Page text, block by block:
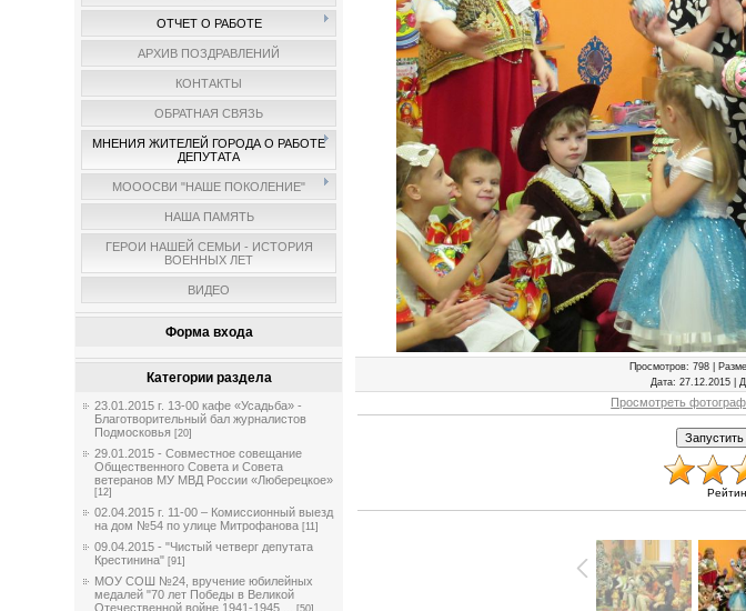
ОТЧЕТ О РАБОТЕ
АРХИВ ПОЗДРАВЛЕНИЙ
КОНТАКТЫ
ОБРАТНАЯ СВЯЗЬ
МНЕНИЯ ЖИТЕЛЕЙ ГОРОДА О РАБОТЕ
ДЕПУТАТА
МОООСВИ "НАШЕ ПОКОЛЕНИЕ"
НАША ПАМЯТЬ
ГЕРОИ НАШЕЙ СЕМЬИ - ИСТОРИЯ
ВОЕННЫХ ЛЕТ
ВИДЕО
Форма входа
Категории раздела
23.01.2015 г. 13-00 кафе «Усадьба» -
Благотворительный бал журналистов
Подмосковья [20]
29.01.2015 - Совместное совещание
Общественного Совета и Совета
ветеранов МУ МВД России «Люберецкое»
[12]
02.04.2015 г. 11-00 – Комиссионный выезд
на дом №54 по улице Митрофанова [11]
09.04.2015 - "Чистый четверг депутата
Крестинина" [91]
МОУ СОШ №24, вручение юбилейных
медалей "70 лет Победы в Великой
Отечественной войне 1941-1945 ...
[50]
Просмотров: 798 |
Дата: 27.12.2015 |
Просмотреть